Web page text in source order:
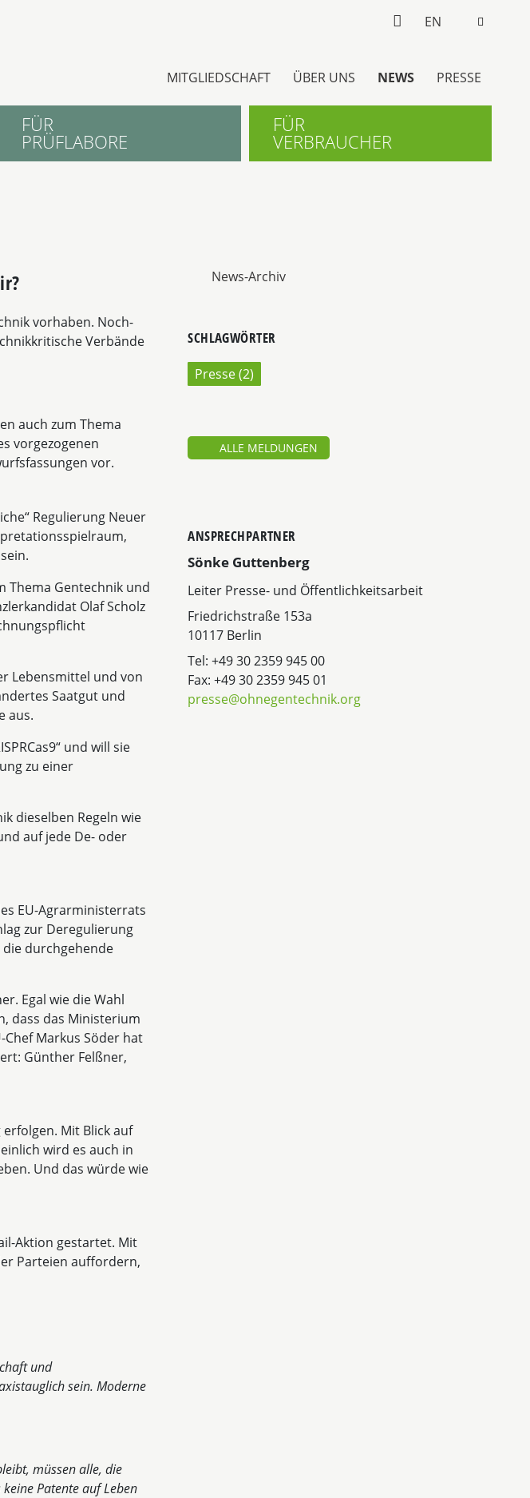
EN
MITGLIEDSCHAFT ÜBER UNS NEWS PRESSE
FÜR
PRÜFLABORE
FÜR
VERBRAUCHER
vorhaben. Noch-
Verbände
auch zum Thema
vorgezogenen
vor.
Regulierung Neuer
Thema Gentechnik und
Olaf Scholz
Lebensmittel und von
Saatgut und
aus.
und will sie
zu einer
dieselben Regeln wie
auf jede De- oder
EU-Agrarministerrats
zur Deregulierung
durchgehende
Egal wie die Wahl
dass das Ministerium
Markus Söder hat
Günther Felßner,
Mit Blick auf
wird es auch in
Und das würde wie
Aktion gestartet. Mit
Parteien auffordern,
und
sein. Moderne
müssen alle, die
Patente auf Leben
News-Archiv
SCHLAGWÖRTER
Presse (2)
ALLE MELDUNGEN
ANSPRECHPARTNER
Sönke Guttenberg
Leiter Presse- und Öffentlichkeitsarbeit
Friedrichstraße 153a
10117 Berlin
Tel: +49 30 2359 945 00
Fax: +49 30 2359 945 01
presse@ohnegentechnik.org